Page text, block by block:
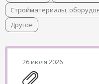
Стройматериалы,
Другое
26 июля 2026